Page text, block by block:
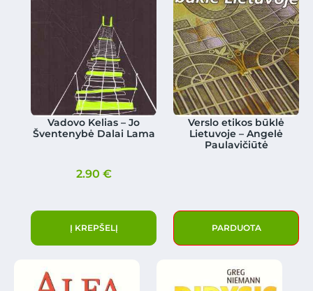
Vadovo Kelias – Jo
Šventenybė Dalai Lama
2.90 €
Į KREPŠELĮ
Verslo etikos būklė
Lietuvoje – Angelė
Paulavičiūtė
PARDUOTA